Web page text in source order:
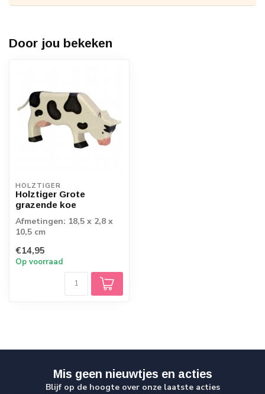
Door jou bekeken
HOLZTIGER
Holztiger Grote
grazende koe
Afmetingen: 18,5 x 2,8 x
10,5 cm
€14,95
Op voorraad
Mis geen nieuwtjes en acties
Blijf op de hoogte over onze laatste acties